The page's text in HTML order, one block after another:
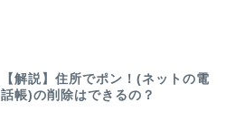
【解説】住所でポン！(ネットの電
話帳)の削除はできるの？